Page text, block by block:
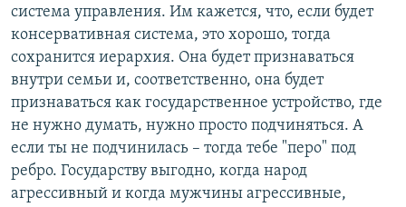
система управления. Им кажется, что, если будет
консервативная система, это хорошо, тогда
сохранится иерархия. Она будет признаваться
внутри семьи и, соответственно, она будет
признаваться как государственное устройство, где
не нужно думать, нужно просто подчиняться. А
если ты не подчинилась – тогда тебе "перо" под
ребро. Государству выгодно, когда народ
агрессивный и когда мужчины агрессивные,